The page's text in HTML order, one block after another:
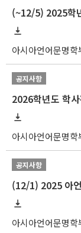
아시아언어문명학
공지사항
2026학년도 학
아시아언어문명학
공지사항
(12/1) 2025 아
아시아언어문명학